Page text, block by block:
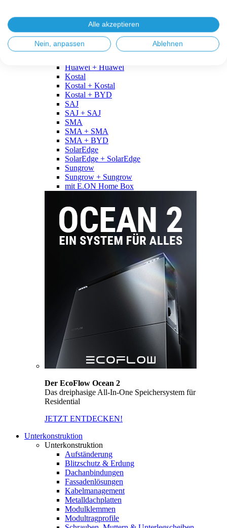
Fronius + BYD
GoodWe
GoodWe + GoodWe
GoodWe + BYD
Huawei + Huawei
Kostal
Kostal + Kostal
Kostal + BYD
SAJ
SAJ + SAJ
SMA
SMA + SMA
SMA + BYD
SolarEdge
SolarEdge + SolarEdge
Sungrow
Sungrow + Sungrow
mit E.ON Home Box
Der EcoFlow Ocean 2
Das dreiphasige All-In-One Speichersystem für
Residential
JETZT ENTDECKEN!
Unterkonstruktion
Unterkonstruktion
Aufständerung
Blitzschutz & Erdung
Dachanbindungen
Fassadenlösungen
Kabelmanagement
Metalldachplatten
Modulklemmen
Modultragprofile
Alle akzeptieren
Nein, anpassen Ablehnen